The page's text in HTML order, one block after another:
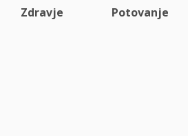
Zdravje Potovanje